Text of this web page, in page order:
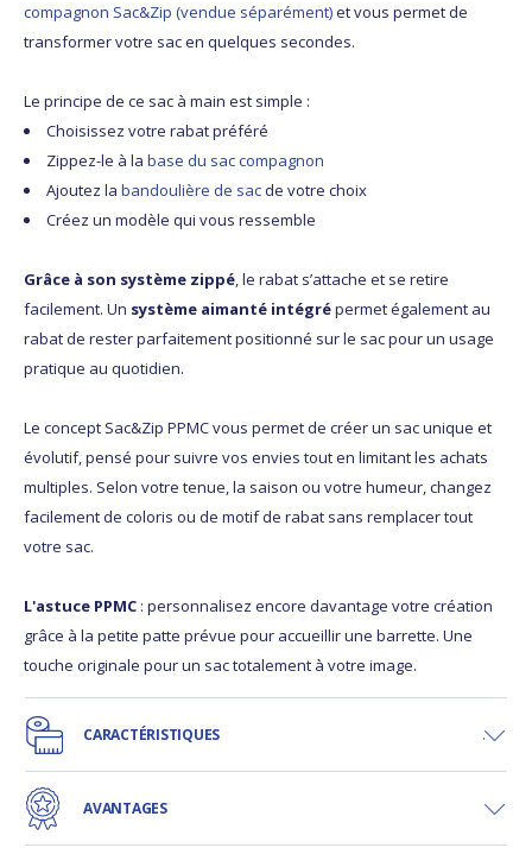
compagnon Sac&Zip (vendue séparément)et vous permet de
transformer votre sac en quelques secondes.
Le principe de ce sac à main est simple :
Choisissez votre rabat préféré
Zippez-le à la base du sac compagnon
Ajoutez la bandoulière de sacde votre choix
Créez un modèle qui vous ressemble
Grâce à son système zippé, le rabat s’attache et se retire
facilement. Un système aimanté intégrépermet également au
rabat de rester parfaitement positionné sur le sac pour un usage
pratique au quotidien.
Le concept Sac&Zip PPMC vous permet de créer un sac unique et
évolutif, pensé pour suivre vos envies tout en limitant les achats
multiples. Selon votre tenue, la saison ou votre humeur, changez
facilement de coloris ou de motif de rabat sans remplacer tout
votre sac.
L'astuce PPMC : personnalisez encore davantage votre création
grâce à la petite patte prévue pour accueillir une barrette. Une
touche originale pour un sac totalement à votre image.
CARACTÉRISTIQUES
AVANTAGES